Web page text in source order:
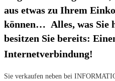
aus etwas zu Ihrem
können… Alles, was Sie
besitzen Sie bereits:
Internetverbindung!
Sie verkaufen neben bei